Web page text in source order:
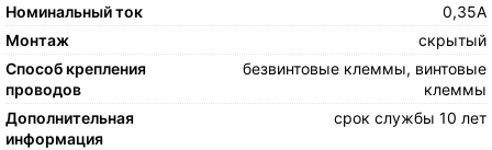
Номинальный ток
0,35А
Монтаж
скрытый
Способ крепления
проводов
безвинтовые клеммы, винтовые
клеммы
Дополнительная
информация
срок службы 10 лет